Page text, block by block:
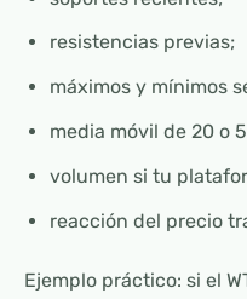
resistencias previas;
máximos y mínimos
media móvil de 20 o
volumen si tu
reacción del precio
Ejemplo práctico: si el